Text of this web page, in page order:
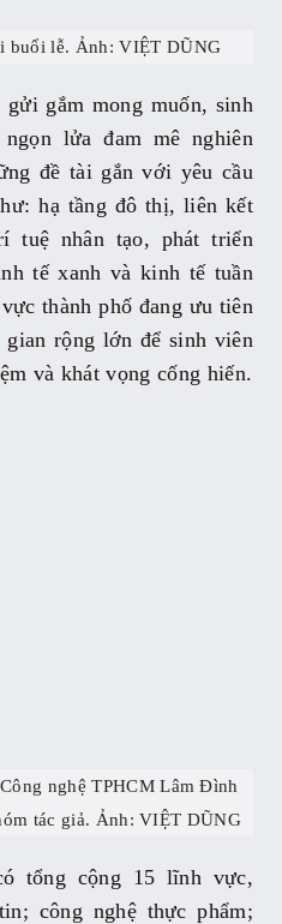
buổi lễ. Ảnh: VIỆT DŨNG
gắm mong muốn, sinh
lửa đam mê nghiên
đề tài gắn với yêu cầu
hạ tầng đô thị, liên kết
tuệ nhân tạo, phát triển
tế xanh và kinh tế tuần
thành phố đang ưu tiên
rộng lớn để sinh viên
và khát vọng cống hiến.
nghệ TPHCM Lâm Đình
tác giả. Ảnh: VIỆT DŨNG
tổng cộng 15 lĩnh vực,
công nghệ thực phẩm;